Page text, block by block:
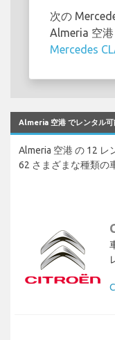
次の
Almeria 空港
Mercedes
Almeria 空港 でレンタル可
Almeria 空港 の 12 レ
62 さまざまな種類の